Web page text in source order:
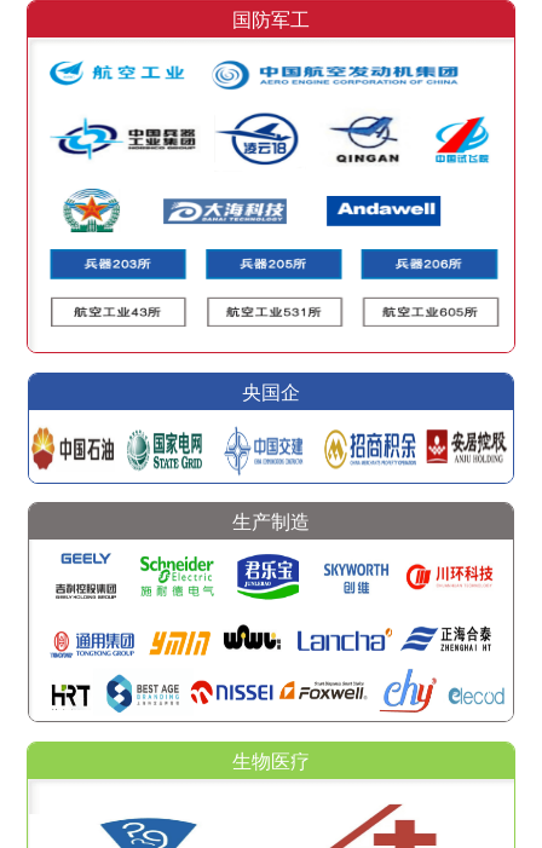
国防军工
央国企
生产制造
生物医疗